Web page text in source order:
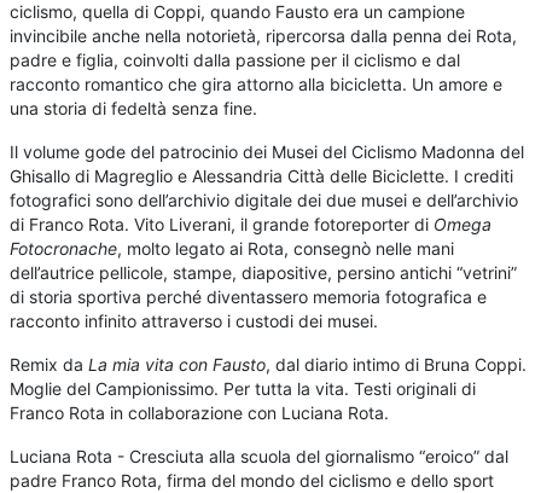
ciclismo, quella di Coppi, quando Fausto era un campione
invincibile anche nella notorietà, ripercorsa dalla penna dei Rota,
padre e figlia, coinvolti dalla passione per il ciclismo e dal
racconto romantico che gira attorno alla bicicletta. Un amore e
una storia di fedeltà senza fine.
Il volume gode del patrocinio dei Musei del Ciclismo Madonna del
Ghisallo di Magreglio e Alessandria Città delle Biciclette. I crediti
fotografici sono dell’archivio digitale dei due musei e dell’archivio
di Franco Rota. Vito Liverani, il grande fotoreporter di Omega
Fotocronache, molto legato ai Rota, consegnò nelle mani
dell’autrice pellicole, stampe, diapositive, persino antichi “vetrini”
di storia sportiva perché diventassero memoria fotografica e
racconto infinito attraverso i custodi dei musei.
Remix daLa mia vita con Fausto, dal diario intimo di Bruna Coppi.
Moglie del Campionissimo. Per tutta la vita. Testi originali di
Franco Rota in collaborazione con Luciana Rota.
Luciana Rota - Cresciuta alla scuola del giornalismo “eroico” dal
padre Franco Rota, firma del mondo del ciclismo e dello sport